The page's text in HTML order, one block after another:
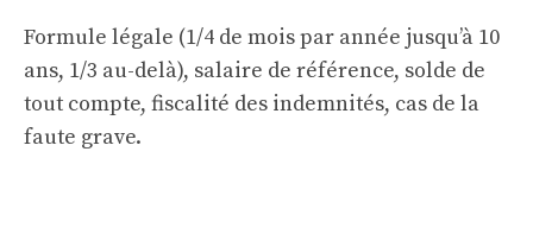
Formule légale (1/4 de mois par année jusqu’à 10
ans, 1/3 au-delà), salaire de référence, solde de
tout compte, fiscalité des indemnités, cas de la
faute grave.